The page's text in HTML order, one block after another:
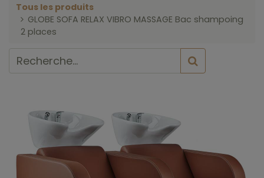
Tous les produits
GLOBE SOFA RELAX VIBRO MASSAGE Bac shampoing
2 places